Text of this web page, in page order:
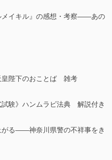
メイキル』の感想・考察――あの
陛下のおことば 雑考
験》ハンムラビ法典 解説付き
がる――神奈川県警の不祥事をき